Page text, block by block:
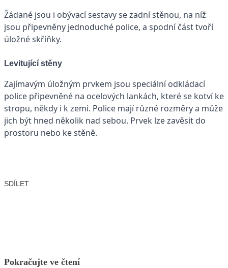
Žádané jsou i obývací sestavy se zadní stěnou, na níž
jsou připevněny jednoduché police, a spodní část tvoří
úložné skříňky.
Levitující stěny
Zajímavým úložným prvkem jsou speciální odkládací
police připevněné na ocelových lankách, které se kotví ke
stropu, někdy i k zemi. Police mají různé rozměry a může
jich být hned několik nad sebou. Prvek lze zavěsit do
prostoru nebo ke stěně.
SDÍLET
Pokračujte ve čtení